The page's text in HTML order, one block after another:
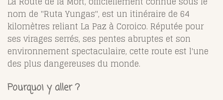
nom de "Ruta Yungas", est un itinéraire de 64
kilomètres reliant La Paz à Coroico. Réputée pour
ses virages serrés, ses pentes abruptes et son
environnement spectaculaire, cette route est l'une
des plus dangereuses du monde.
Pourquoi y aller ?